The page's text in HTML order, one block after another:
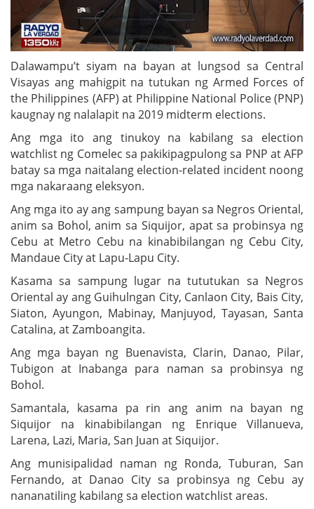
Dalawampu’t siyam na bayan at lungsod sa Central
Visayas ang mahigpit na tutukan ng Armed Forces of
the Philippines (AFP) at Philippine National Police (PNP)
kaugnay ng nalalapit na 2019 midterm elections.
Ang mga ito ang tinukoy na kabilang sa election
watchlist ng Comelec sa pakikipagpulong sa PNP at AFP
batay sa mga naitalang election-related incident noong
mga nakaraang eleksyon.
Ang mga ito ay ang sampung bayan sa Negros Oriental,
anim sa Bohol, anim sa Siquijor, apat sa probinsya ng
Cebu at Metro Cebu na kinabibilangan ng Cebu City,
Mandaue City at Lapu-Lapu City.
Kasama sa sampung lugar na tututukan sa Negros
Oriental ay ang Guihulngan City, Canlaon City, Bais City,
Siaton, Ayungon, Mabinay, Manjuyod, Tayasan, Santa
Catalina, at Zamboangita.
Ang mga bayan ng Buenavista, Clarin, Danao, Pilar,
Tubigon at Inabanga para naman sa probinsya ng
Bohol.
Samantala, kasama pa rin ang anim na bayan ng
Siquijor na kinabibilangan ng Enrique Villanueva,
Larena, Lazi, Maria, San Juan at Siquijor.
Ang munisipalidad naman ng Ronda, Tuburan, San
Fernando, at Danao City sa probinsya ng Cebu ay
nananatiling kabilang sa election watchlist areas.